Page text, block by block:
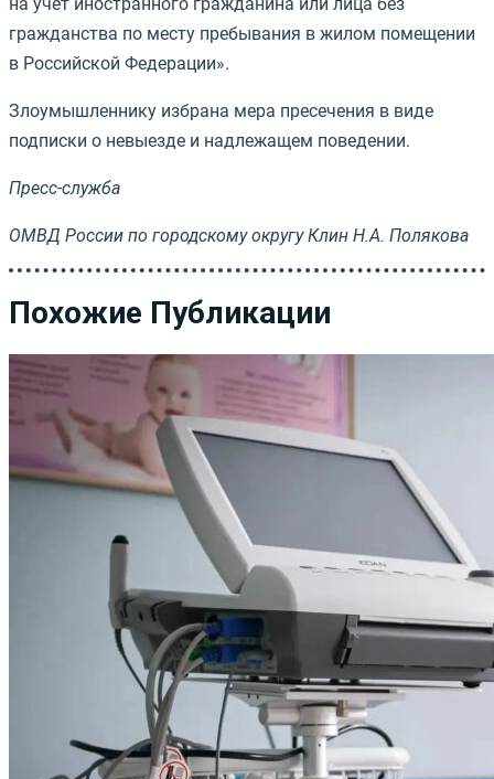
гражданства по месту пребывания в жилом помещении
в Российской Федерации».
Злоумышленнику избрана мера пресечения в виде
подписки о невыезде и надлежащем поведении.
Пресс-служба
ОМВД России по городскому округу Клин Н.А. Полякова
Похожие Публикации